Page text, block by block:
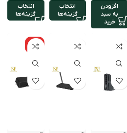
افزودن
به سبد
خرید
انتخاب
گزینه‌ها
انتخاب
گزینه‌ها
نامو
جود